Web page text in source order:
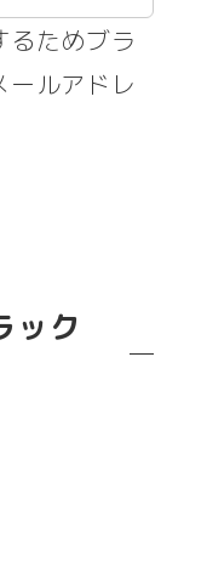
るためブラ
ールアドレ
ック